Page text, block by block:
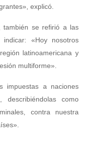
explicó.
también se refirió a las
«Hoy nosotros
latinoamericana y
multiforme».
impuestas a naciones
describiéndolas como
contra nuestra